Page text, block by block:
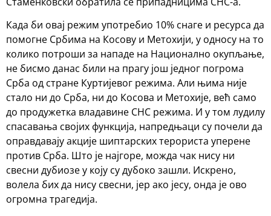
Када би овај режим употребио 10% снаге и ресурса да
помогне Србима на Косову и Метохији, у односу на то
колико потроши за нападе на Национално окупљање,
не бисмо данас били на прагу још једног погрома
Срба од стране Куртијевог режима. Али њима није
стало ни до Срба, ни до Косова и Метохије, већ само
до продужетка владавине СНС режима. И у том лудилу
спасавања својих функција, напредњаци су почели да
оправдавају акције шиптарских терориста уперене
против Срба. Што је најгоре, можда чак нису ни
свесни дубиозе у коју су дубоко зашли. Искрено,
волела бих да нису свесни, јер ако јесу, онда је ово
огромна трагедија.